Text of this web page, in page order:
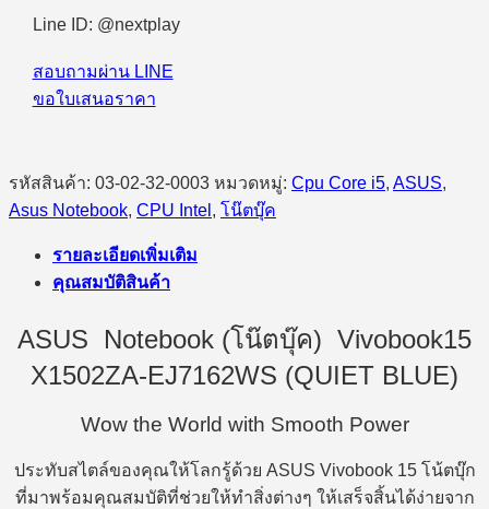
Line ID: @nextplay
สอบถามผ่าน LINE
ขอใบเสนอราคา
รหัสสินค้า: 03-02-32-0003 หมวดหมู่: Cpu Core i5, ASUS,
Asus Notebook, CPU Intel , โน๊ตบุ๊ค
รายละเอียดเพิ่มเติม
คุณสมบัติสินค้า
ASUS Notebook (โน๊ตบุ๊ค) Vivobook15
X1502ZA-EJ7162WS (QUIET BLUE)
Wow the World with Smooth Power
ประทับสไตล์ของคุณให้โลกรู้ด้วย ASUS Vivobook 15 โน้ตบุ๊ก
ที่มาพร้อมคุณสมบัติที่ช่วยให้ทำสิ่งต่างๆ ให้เสร็จสิ้นได้ง่ายจาก